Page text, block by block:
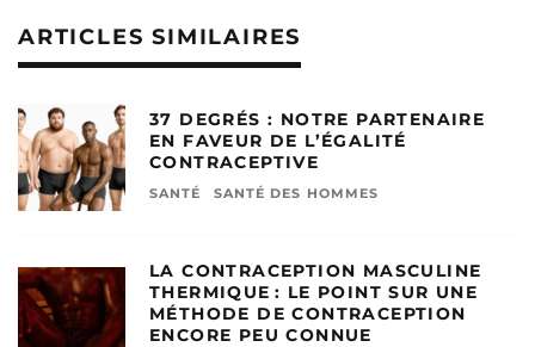
ARTICLES SIMILAIRES
37 DEGRÉS : NOTRE PARTENAIRE
EN FAVEUR DE L’ÉGALITÉ
CONTRACEPTIVE
SANTÉ SANTÉ DES HOMMES
LA CONTRACEPTION MASCULINE
THERMIQUE : LE POINT SUR UNE
MÉTHODE DE CONTRACEPTION
ENCORE PEU CONNUE